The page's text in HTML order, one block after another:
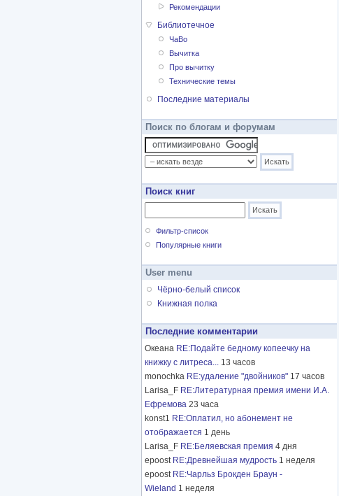
Рекомендации
Библиотечное
ЧаВо
Вычитка
Про вычитку
Технические темы
Последние материалы
Поиск по блогам и форумам
Поиск книг
Фильтр-список
Популярные книги
User menu
Чёрно-белый список
Книжная полка
Последние комментарии
Океана RE:Подайте бедному копеечку на
книжку с литреса... 13 часов
monochka RE:удаление "двойников" 17 часов
Larisa_F RE:Литературная премия имени И.А.
Ефремова 23 часа
konst1 RE:Оплатил, но абонемент не
отображается 1 день
Larisa_F RE:Беляевская премия 4 дня
epoost RE:Древнейшая мудрость 1 неделя
epoost RE:Чарльз Брокден Браун -
Wieland 1 неделя